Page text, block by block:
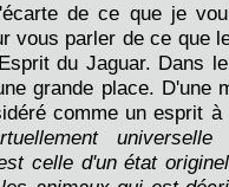
de ce que je
vous parler de ce que
du Jaguar. Dans
grande place. D'une
comme un esprit
celle d'un état